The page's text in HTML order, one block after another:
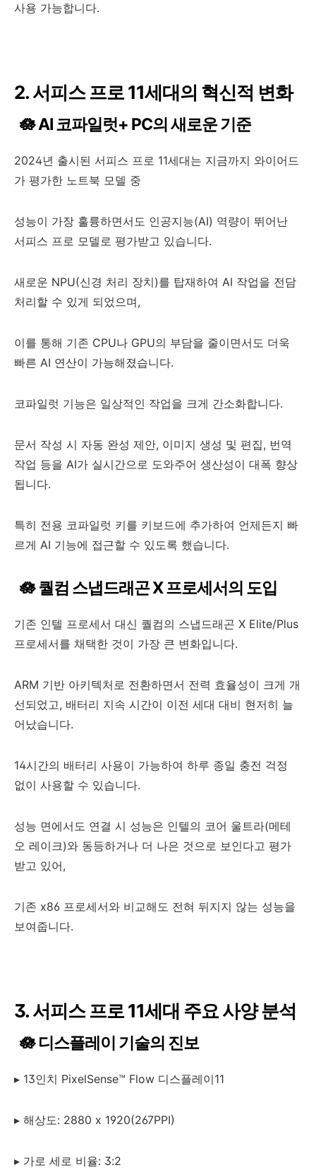
사용 가능합니다.
2. 서피스 프로 11세대의 혁신적 변화
🪷 AI 코파일럿+ PC의 새로운 기준
2024년 출시된 서피스 프로 11세대는 지금까지 와이어드
가 평가한 노트북 모델 중
성능이 가장 훌륭하면서도 인공지능(AI) 역량이 뛰어난
서피스 프로 모델로 평가받고 있습니다.
새로운 NPU(신경 처리 장치)를 탑재하여 AI 작업을 전담
처리할 수 있게 되었으며,
이를 통해 기존 CPU나 GPU의 부담을 줄이면서도 더욱
빠른 AI 연산이 가능해졌습니다.
코파일럿 기능은 일상적인 작업을 크게 간소화합니다.
문서 작성 시 자동 완성 제안, 이미지 생성 및 편집, 번역
작업 등을 AI가 실시간으로 도와주어 생산성이 대폭 향상
됩니다.
특히 전용 코파일럿 키를 키보드에 추가하여 언제든지 빠
르게 AI 기능에 접근할 수 있도록 했습니다.
🪷 퀄컴 스냅드래곤 X 프로세서의 도입
기존 인텔 프로세서 대신 퀄컴의 스냅드래곤 X Elite/Plus
프로세서를 채택한 것이 가장 큰 변화입니다.
ARM 기반 아키텍처로 전환하면서 전력 효율성이 크게 개
선되었고, 배터리 지속 시간이 이전 세대 대비 현저히 늘
어났습니다.
14시간의 배터리 사용이 가능하여 하루 종일 충전 걱정
없이 사용할 수 있습니다.
성능 면에서도 연결 시 성능은 인텔의 코어 울트라(메테
오 레이크)와 동등하거나 더 나은 것으로 보인다고 평가
받고 있어,
기존 x86 프로세서와 비교해도 전혀 뒤지지 않는 성능을
보여줍니다.
3. 서피스 프로 11세대 주요 사양 분석
🪷 디스플레이 기술의 진보
▸ 13인치 PixelSense™ Flow 디스플레이11
▸ 해상도: 2880 x 1920(267PPI)
▸ 가로 세로 비율: 3:2